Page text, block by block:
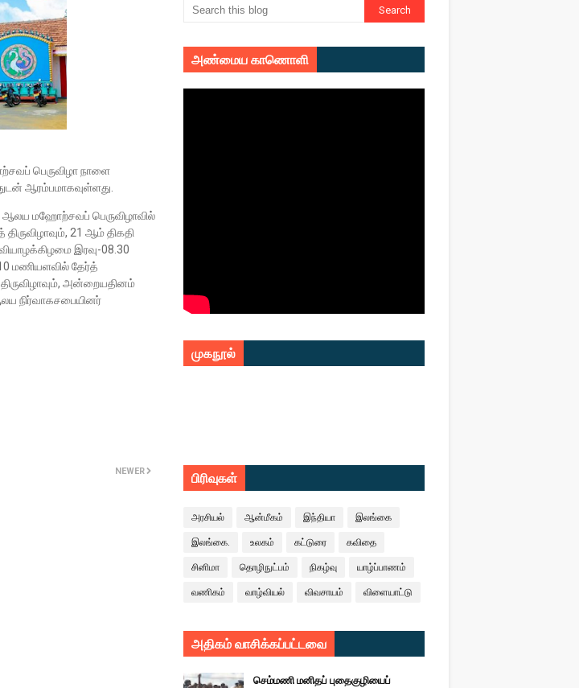
பெருவிழா நாளை
ஆரம்பமாகவுள்ளது.
மஹோற்சவப் பெருவிழாவில்
21 ஆம் திகதி
இரவு-08.30
மணியளவில் தேர்த்
அன்றையதினம்
நிர்வாகசபையினர்
NEWER
அண்மைய காணொளி
முகநூல்
பிரிவுகள்
அரசியல் ஆன்மீகம் இந்தியா இலங்கை
இலங்கை. உலகம் கட்டுரை கவிதை
சினிமா தொழிநுட்பம் நிகழ்வு யாழ்ப்பாணம்
வணிகம் வாழ்வியல் விவசாயம் விளையாட்டு
அதிகம் வாசிக்கப்பட்டவை
செம்மணி மனிதப் புதைகுழியைப்